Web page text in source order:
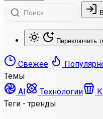
Переключить
Свежее
Темы
AI
Технологии
Теги - тренды